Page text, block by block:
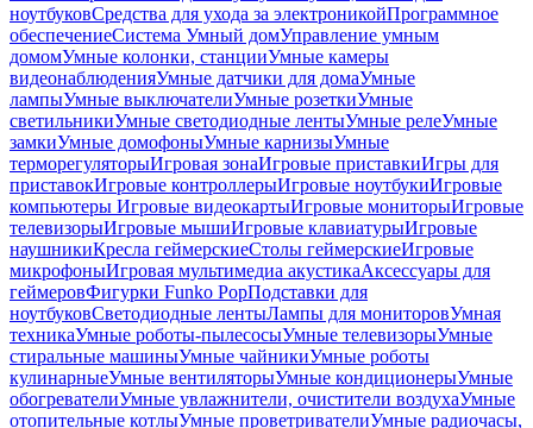
ноутбуковСредства для ухода за электроникойПрограммное
обеспечениеСистема Умный домУправление умным
домомУмные колонки, станцииУмные камеры
видеонаблюденияУмные датчики для домаУмные
лампыУмные выключателиУмные розеткиУмные
светильникиУмные светодиодные лентыУмные релеУмные
замкиУмные домофоныУмные карнизыУмные
терморегуляторыИгровая зонаИгровые приставкиИгры для
приставокИгровые контроллерыИгровые ноутбукиИгровые
компьютеры Игровые видеокартыИгровые мониторыИгровые
телевизорыИгровые мышиИгровые клавиатурыИгровые
наушникиКресла геймерскиеСтолы геймерскиеИгровые
микрофоныИгровая мультимедиа акустикаАксессуары для
геймеровФигурки Funko PopПодставки для
ноутбуковСветодиодные лентыЛампы для мониторовУмная
техникаУмные роботы-пылесосыУмные телевизорыУмные
стиральные машиныУмные чайникиУмные роботы
кулинарныеУмные вентиляторыУмные кондиционерыУмные
обогревателиУмные увлажнители, очистители воздухаУмные
отопительные котлыУмные проветривателиУмные радиочасы,